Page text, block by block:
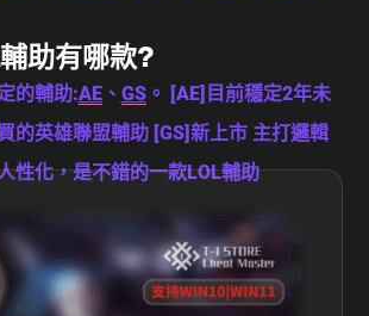
助有哪款?
的輔助:AE、 GS。
[AE]目前穩定2年未
的英雄聯盟輔助 [GS]新上市 主打邏輯
性化，是不錯的一款LOL輔助